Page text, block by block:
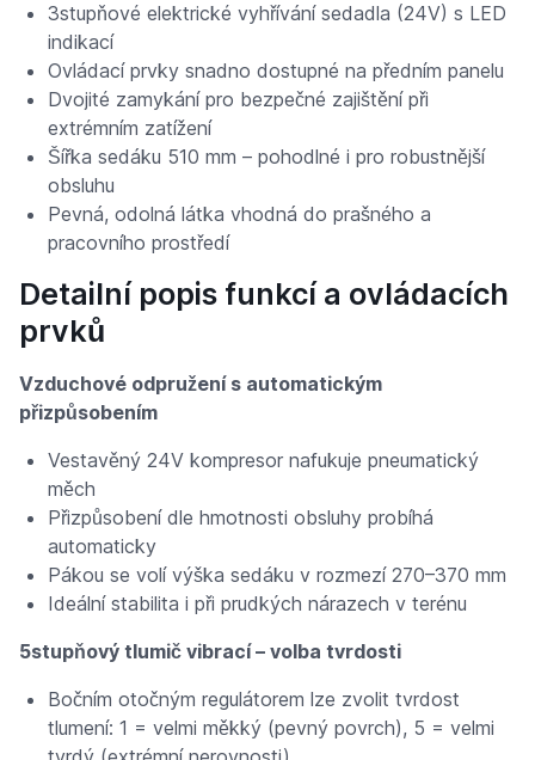
3stupňové elektrické vyhřívání sedadla (24V) s LED
indikací
Ovládací prvky snadno dostupné na předním panelu
Dvojité zamykání pro bezpečné zajištění při
extrémním zatížení
Šířka sedáku 510 mm – pohodlné i pro robustnější
obsluhu
Pevná, odolná látka vhodná do prašného a
pracovního prostředí
Detailní popis funkcí a ovládacích
prvků
Vzduchové odpružení s automatickým
přizpůsobením
Vestavěný 24V kompresor nafukuje pneumatický
měch
Přizpůsobení dle hmotnosti obsluhy probíhá
automaticky
Pákou se volí výška sedáku v rozmezí 270–370 mm
Ideální stabilita i při prudkých nárazech v terénu
5stupňový tlumič vibrací – volba tvrdosti
Bočním otočným regulátorem lze zvolit tvrdost
tlumení: 1 = velmi měkký (pevný povrch), 5 = velmi